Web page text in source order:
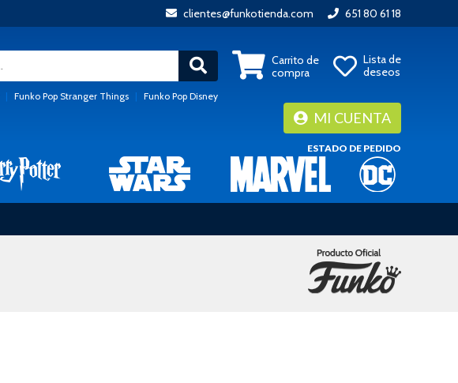
clientes@funkotienda.com 651 80 61 18
| Funko Pop Stranger Things | Funko Pop Disney
Carrito de
compra
Lista de
deseos
MI CUENTA
ESTADO DE PEDIDO